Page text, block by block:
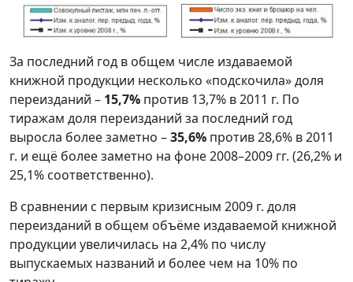
За последний год в общем числе издаваемой
книжной продукции несколько «подскочила» доля
переизданий – 15,7% против 13,7% в 2011 г. По
тиражам доля переизданий за последний год
выросла более заметно –35,6% против 28,6% в 2011
г. и ещё более заметно на фоне 2008–2009 гг. (26,2% и
25,1% соответственно).
В сравнении с первым кризисным 2009 г. доля
переизданий в общем объёме издаваемой книжной
продукции увеличилась на 2,4% по числу
выпускаемых названий и более чем на 10% по